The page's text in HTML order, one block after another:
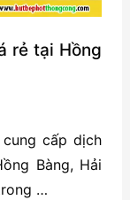
rẻ tại Hồng
cấp dịch
Bàng, Hải
…